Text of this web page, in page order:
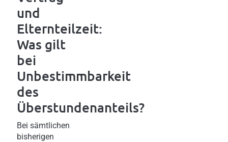
und
Elternteilzeit:
Was gilt
bei
Unbestimmbarkeit
des
Überstundenanteils?
Bei sämtlichen
bisherigen